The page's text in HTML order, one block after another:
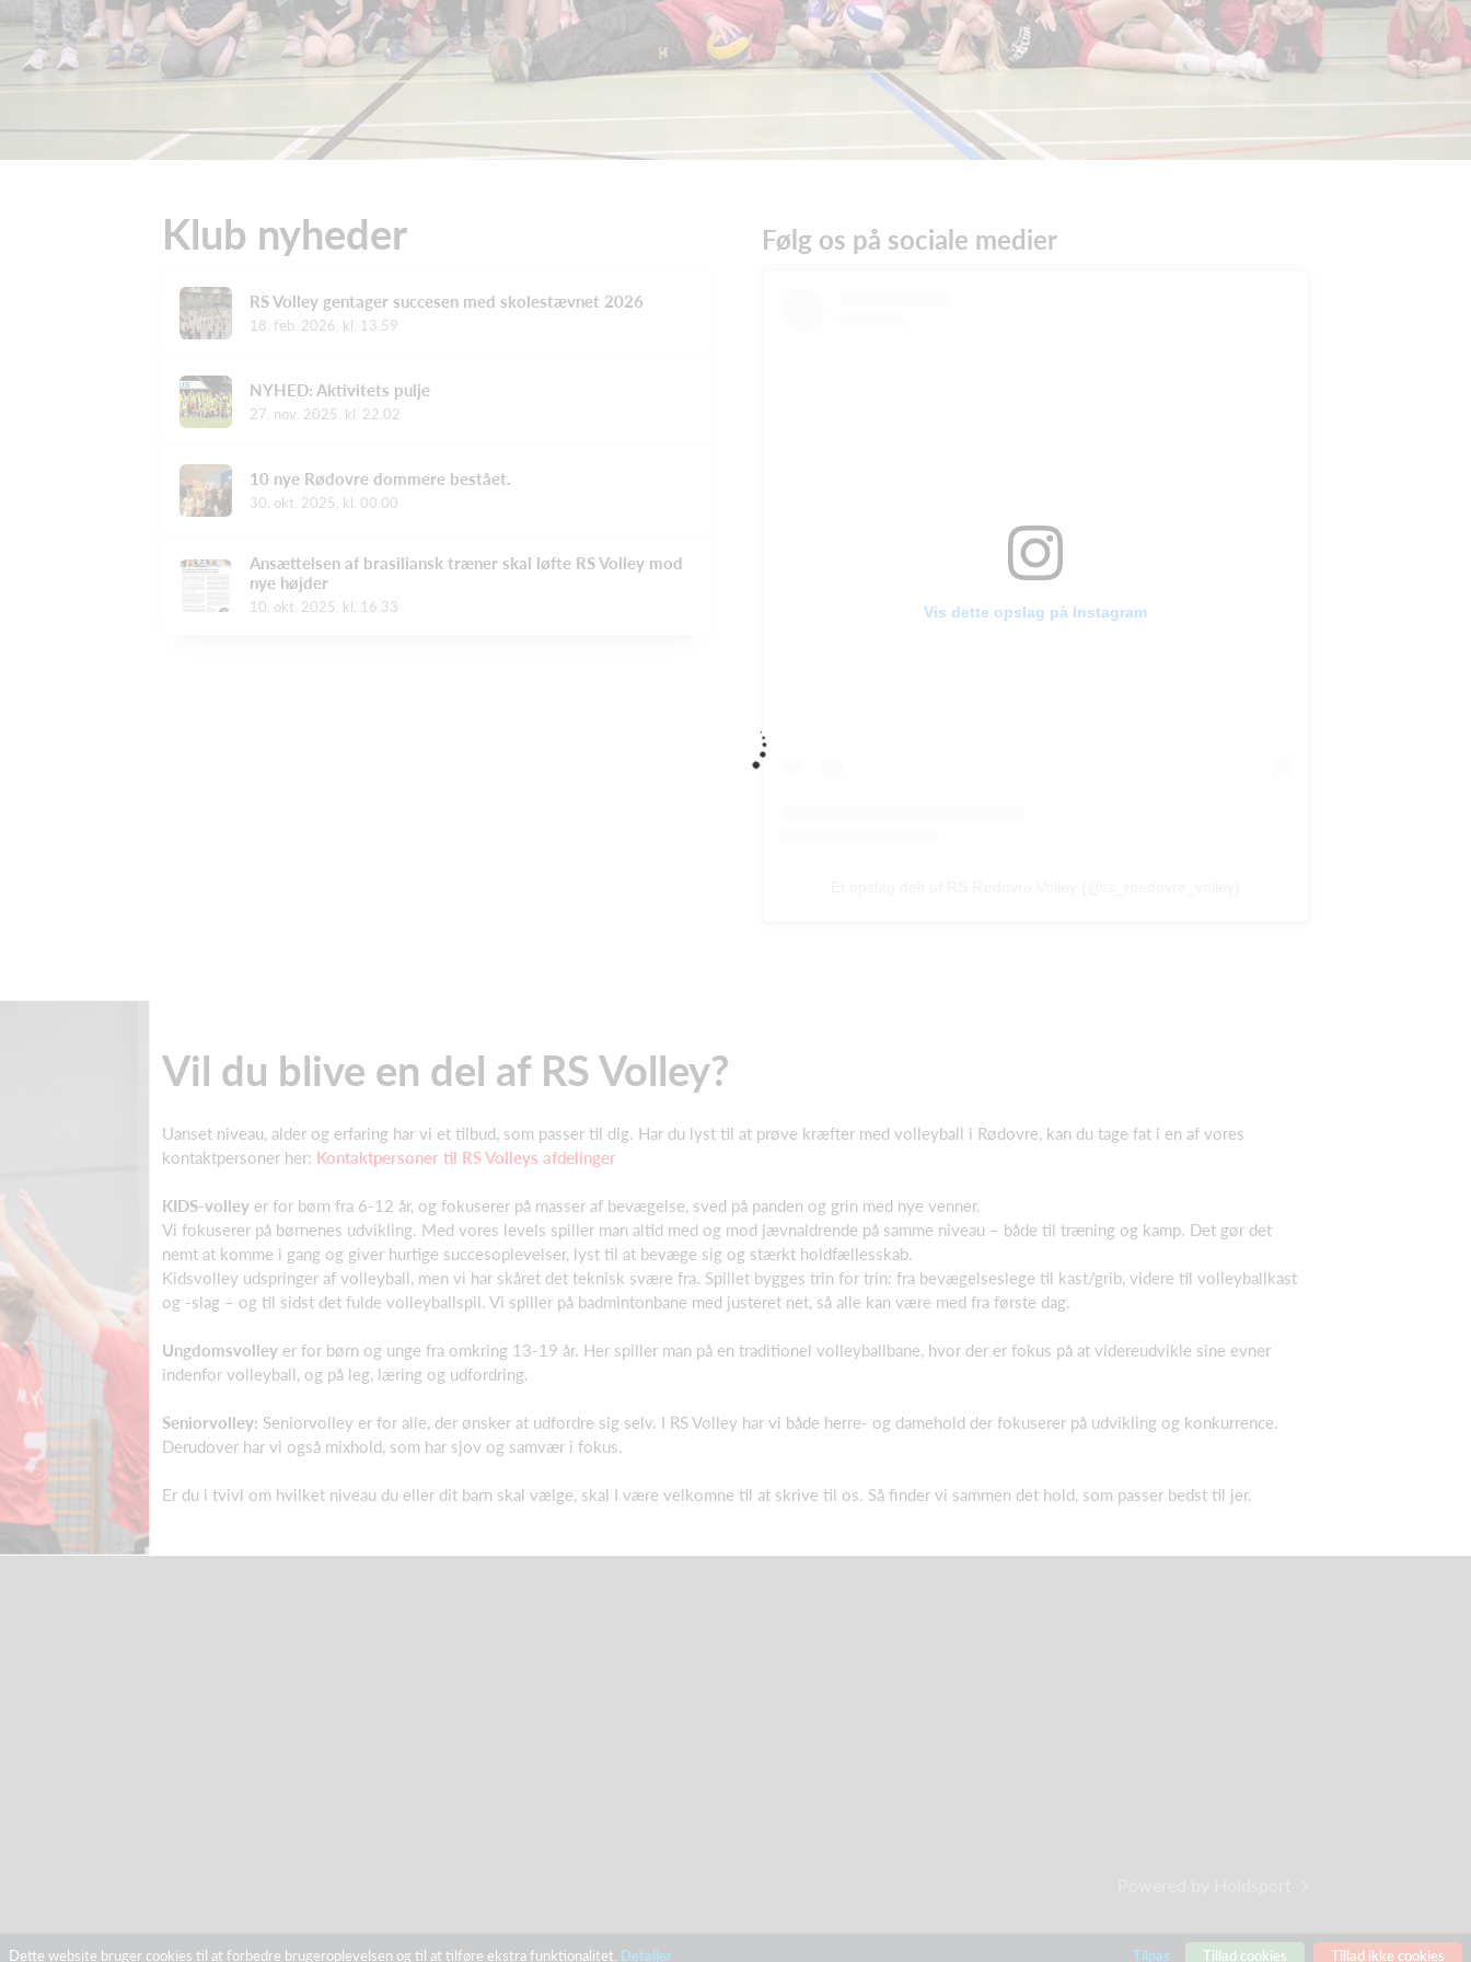
Klub nyheder
RS Volley gentager succesen med skolestævnet 2026
18. feb. 2026, kl. 13.59
NYHED: Aktivitets pulje
27. nov. 2025, kl. 22.02
10 nye Rødovre dommere bestået.
30. okt. 2025, kl. 00.00
Ansættelsen af brasiliansk træner skal løfte RS Volley mod
nye højder
10. okt. 2025, kl. 16.33
Følg os på sociale medier
Vis dette opslag på Instagram
Vil du blive en del af RS Volley?
Uanset niveau, alder og erfaring har vi et tilbud, som passer til dig. Har du lyst til at prøve kræfter med volleyball i Rødovre, kan du tage fat i en af vores
kontaktpersoner her: Kontaktpersoner til RS Volleys afdelinger
KIDS-volley er for børn fra 6-12 år, og fokuserer på masser af bevægelse, sved på panden og grin med nye venner.
Vi fokuserer på børnenes udvikling. Med vores levels spiller man altid med og mod jævnaldrende på samme niveau – både til træning og kamp. Det gør det
nemt at komme i gang og giver hurtige succesoplevelser, lyst til at bevæge sig og stærkt holdfællesskab.
Kidsvolley udspringer af volleyball, men vi har skåret det teknisk svære fra. Spillet bygges trin for trin: fra bevægelseslege til kast/grib, videre til volleyballkast
og -slag – og til sidst det fulde volleyballspil. Vi spiller på badmintonbane med justeret net, så alle kan være med fra første dag.
Ungdomsvolley er for børn og unge fra omkring 13-19 år. Her spiller man på en traditionel volleyballbane, hvor der er fokus på at videreudvikle sine evner
indenfor volleyball, og på leg, læring og udfordring.
Seniorvolley: Seniorvolley er for alle, der ønsker at udfordre sig selv. I RS Volley har vi både herre- og damehold der fokuserer på udvikling og konkurrence.
Derudover har vi også mixhold, som har sjov og samvær i fokus.
Er du i tvivl om hvilket niveau du eller dit barn skal vælge, skal I være velkomne til at skrive til os. Så finder vi sammen det hold, som passer bedst til jer.
Dette website bruger cookies til at forbedre brugeroplevelsen og til at tilføre ekstra funktionalitet. Detaljer Tillad ikke cookies
Tillad cookies
Tilpas